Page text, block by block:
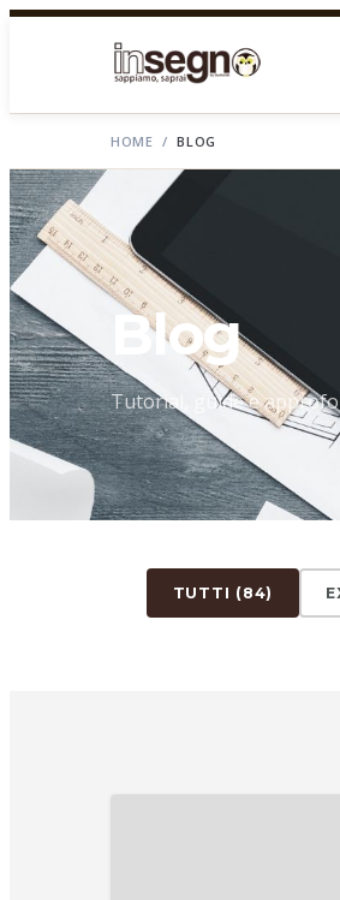
HOME / BLOG
Blog
Tutorial, guide e
TUTTI (84)